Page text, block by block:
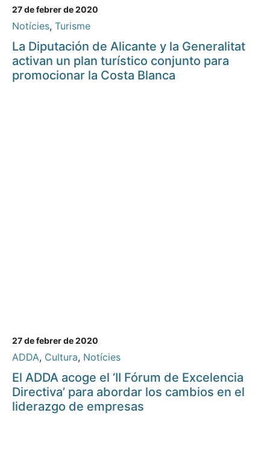
27 de febrer de 2020
Notícies, Turisme
La Diputación de Alicante y la Generalitat
activan un plan turístico conjunto para
promocionar la Costa Blanca
27 de febrer de 2020
ADDA, Cultura, Notícies
El ADDA acoge el ‘II Fórum de Excelencia
Directiva’ para abordar los cambios en el
liderazgo de empresas